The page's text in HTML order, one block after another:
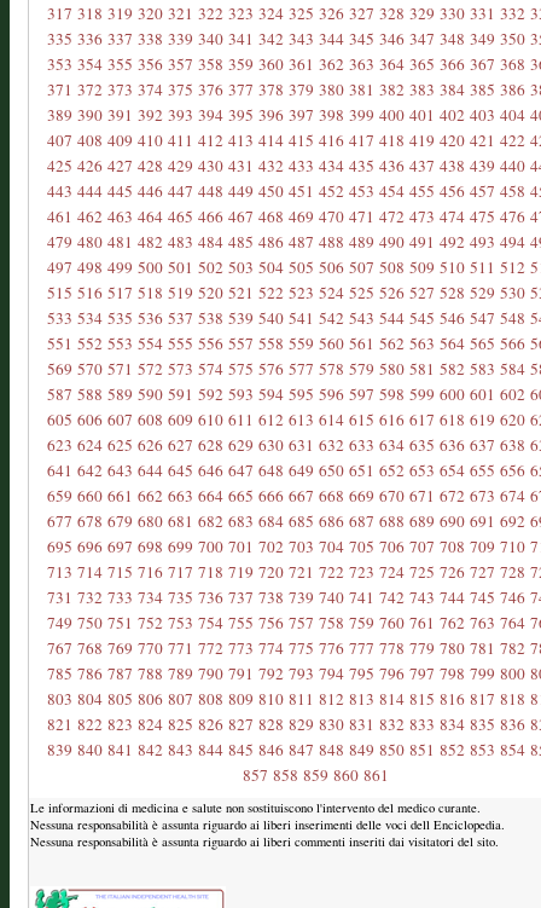
317 318 319 320 321 322 323 324 325 326 327 328 329 330 331 332
335 336 337 338 339 340 341 342 343 344 345 346 347 348 349 350
353 354 355 356 357 358 359 360 361 362 363 364 365 366 367 368
371 372 373 374 375 376 377 378 379 380 381 382 383 384 385 386
389 390 391 392 393 394 395 396 397 398 399 400 401 402 403 404
407 408 409 410 411 412 413 414 415 416 417 418 419 420 421 422
425 426 427 428 429 430 431 432 433 434 435 436 437 438 439 440
443 444 445 446 447 448 449 450 451 452 453 454 455 456 457 458
461 462 463 464 465 466 467 468 469 470 471 472 473 474 475 476
479 480 481 482 483 484 485 486 487 488 489 490 491 492 493 494
497 498 499 500 501 502 503 504 505 506 507 508 509 510 511 512
515 516 517 518 519 520 521 522 523 524 525 526 527 528 529 530
533 534 535 536 537 538 539 540 541 542 543 544 545 546 547 548
551 552 553 554 555 556 557 558 559 560 561 562 563 564 565 566
569 570 571 572 573 574 575 576 577 578 579 580 581 582 583 584
587 588 589 590 591 592 593 594 595 596 597 598 599 600 601 602
605 606 607 608 609 610 611 612 613 614 615 616 617 618 619 620
623 624 625 626 627 628 629 630 631 632 633 634 635 636 637 638
641 642 643 644 645 646 647 648 649 650 651 652 653 654 655 656
659 660 661 662 663 664 665 666 667 668 669 670 671 672 673 674
677 678 679 680 681 682 683 684 685 686 687 688 689 690 691 692
695 696 697 698 699 700 701 702 703 704 705 706 707 708 709 710
713 714 715 716 717 718 719 720 721 722 723 724 725 726 727 728
731 732 733 734 735 736 737 738 739 740 741 742 743 744 745 746
749 750 751 752 753 754 755 756 757 758 759 760 761 762 763 764
767 768 769 770 771 772 773 774 775 776 777 778 779 780 781 782
785 786 787 788 789 790 791 792 793 794 795 796 797 798 799 800
803 804 805 806 807 808 809 810 811 812 813 814 815 816 817 818
821 822 823 824 825 826 827 828 829 830 831 832 833 834 835 836
839 840 841 842 843 844 845 846 847 848 849 850 851 852 853 854
857 858 859 860 861
Le informazioni di medicina e salute non sostituiscono l'intervento del medico curante.
Nessuna responsabilità è assunta riguardo ai liberi inserimenti delle voci dell Enciclopedia.
Nessuna responsabilità è assunta riguardo ai liberi commenti inseriti dai visitatori del sito.